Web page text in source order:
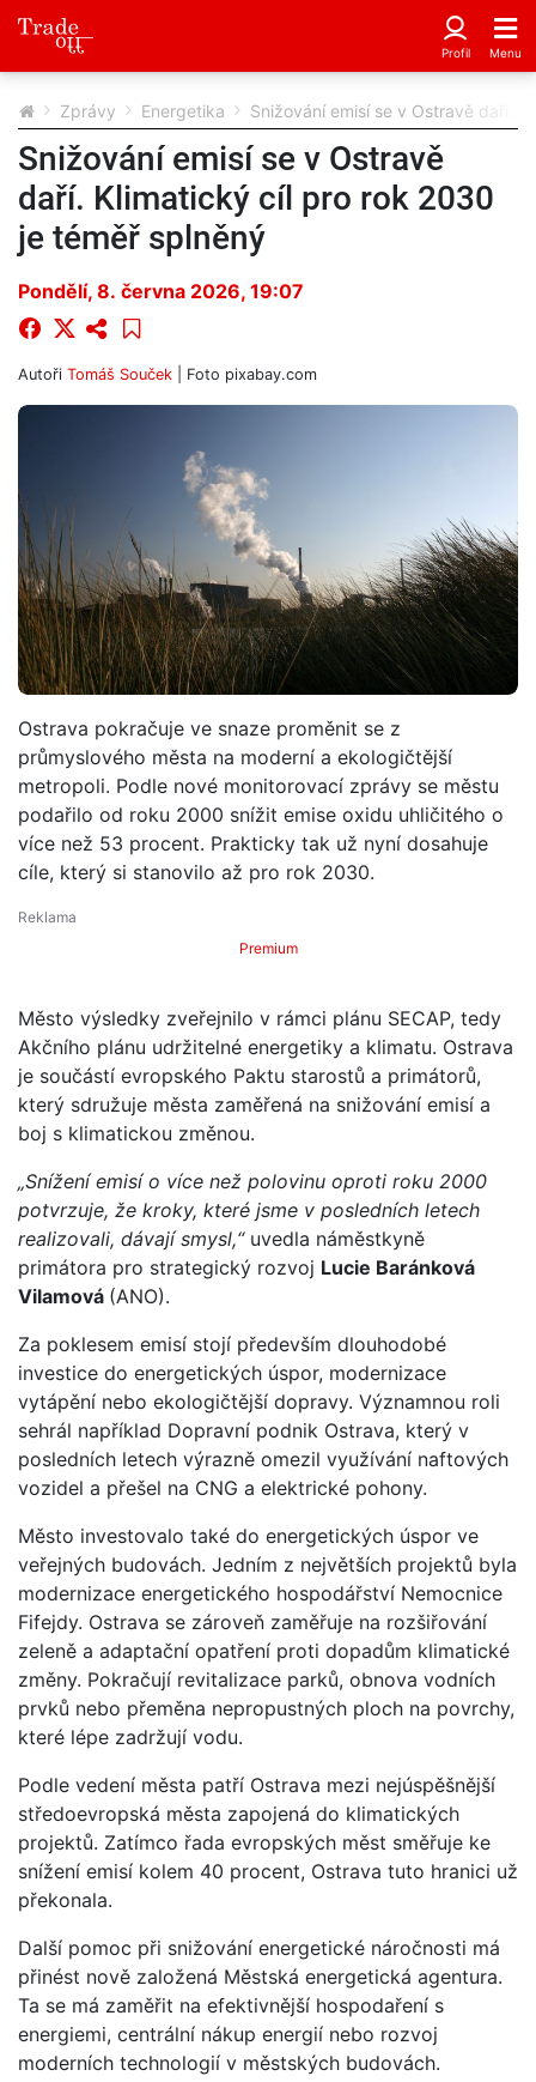
Zprávy Energetika Snižování emisí se v Ostravě daří.
Snižování emisí se v Ostravě
daří. Klimatický cíl pro rok 2030
je téměř splněný
Pondělí, 8. června 2026, 19:07
Autoři Tomáš Souček | Foto pixabay.com
Ostrava pokračuje ve snaze proměnit se z
průmyslového města na moderní a ekologičtější
metropoli. Podle nové monitorovací zprávy se městu
podařilo od roku 2000 snížit emise oxidu uhličitého o
více než 53 procent. Prakticky tak už nyní dosahuje
cíle, který si stanovilo až pro rok 2030.
Premium
Město výsledky zveřejnilo v rámci plánu SECAP, tedy
Akčního plánu udržitelné energetiky a klimatu. Ostrava
je součástí evropského Paktu starostů a primátorů,
který sdružuje města zaměřená na snižování emisí a
boj s klimatickou změnou.
„Snížení emisí o více než polovinu oproti roku 2000
potvrzuje, že kroky, které jsme v posledních letech
realizovali, dávají smysl,“ uvedla náměstkyně
primátora pro strategický rozvoj Lucie Baránková
Vilamová (ANO).
Za poklesem emisí stojí především dlouhodobé
investice do energetických úspor, modernizace
vytápění nebo ekologičtější dopravy. Významnou roli
sehrál například Dopravní podnik Ostrava, který v
posledních letech výrazně omezil využívání naftových
vozidel a přešel na CNG a elektrické pohony.
Město investovalo také do energetických úspor ve
veřejných budovách. Jedním z největších projektů byla
modernizace energetického hospodářství Nemocnice
Fifejdy. Ostrava se zároveň zaměřuje na rozšiřování
zeleně a adaptační opatření proti dopadům klimatické
změny. Pokračují revitalizace parků, obnova vodních
prvků nebo přeměna nepropustných ploch na povrchy,
které lépe zadržují vodu.
Podle vedení města patří Ostrava mezi nejúspěšnější
středoevropská města zapojená do klimatických
projektů. Zatímco řada evropských měst směřuje ke
snížení emisí kolem 40 procent, Ostrava tuto hranici už
překonala.
Další pomoc při snižování energetické náročnosti má
přinést nově založená Městská energetická agentura.
Ta se má zaměřit na efektivnější hospodaření s
energiemi, centrální nákup energií nebo rozvoj
moderních technologií v městských budovách.